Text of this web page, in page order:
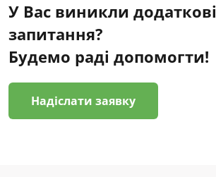
У Вас виникли додаткові
запитання?
Будемо раді допомогти!
Надіслати заявку